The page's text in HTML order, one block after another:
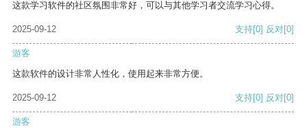
这款学习软件的社区氛围非常好，可以与其他学习者交流学习心得。
2025-09-12 支持[0] 反对[0]
游客
这款软件的设计非常人性化，使用起来非常方便。
2025-09-12 支持[0] 反对[0]
游客